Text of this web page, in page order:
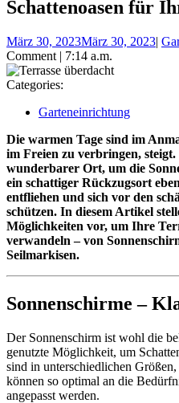
Schattenoasen für
März 30, 2023März 30, 2023|
Comment | 7:14 a.m.
Categories:
Garteneinrichtung
Die warmen Tage sind im
im Freien zu verbringen, steigt.
wunderbarer Ort, um die
ein schattiger Rückzugsort
entfliehen und sich vor den
schützen. In diesem Artikel
Möglichkeiten vor, um Ihre
verwandeln – von
Seilmarkisen.
Sonnenschirme –
Der Sonnenschirm ist wohl die
genutzte Möglichkeit, um
sind in unterschiedlichen
können so optimal an die
angepasst werden.